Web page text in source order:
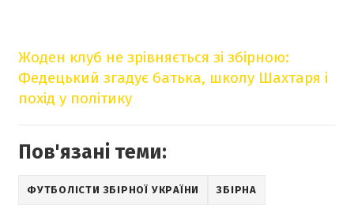
Жоден клуб не зрівняється зі збірною:
Федецький згадує батька, школу Шахтаря і
похід у політику
Пов'язані теми:
ФУТБОЛІСТИ ЗБІРНОЇ УКРАЇНИ ЗБІРНА